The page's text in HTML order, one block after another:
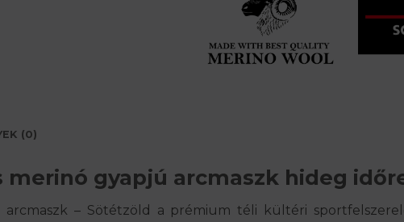
(0)
gyapjú arcmaszk hideg
– Sötétzöld a prémium téli kültéri